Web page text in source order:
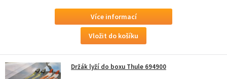
Více informací
Držák lyží do boxu Thule 694900